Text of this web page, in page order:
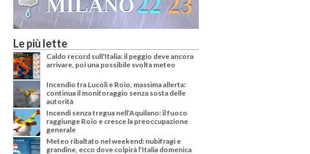
MILANO
Le più lette
Caldo record sull'Italia: il peggio deve ancora
arrivare, poi una possibile svolta meteo
Incendio tra Lucoli e Roio, massima allerta:
continua il monitoraggio senza sosta delle
autorità
Incendi senza tregua nell’Aquilano: il fuoco
raggiunge Roio e cresce la preoccupazione
generale
Meteo ribaltato nel weekend: nubifragi e
grandine, ecco dove colpirà l’Italia domenica